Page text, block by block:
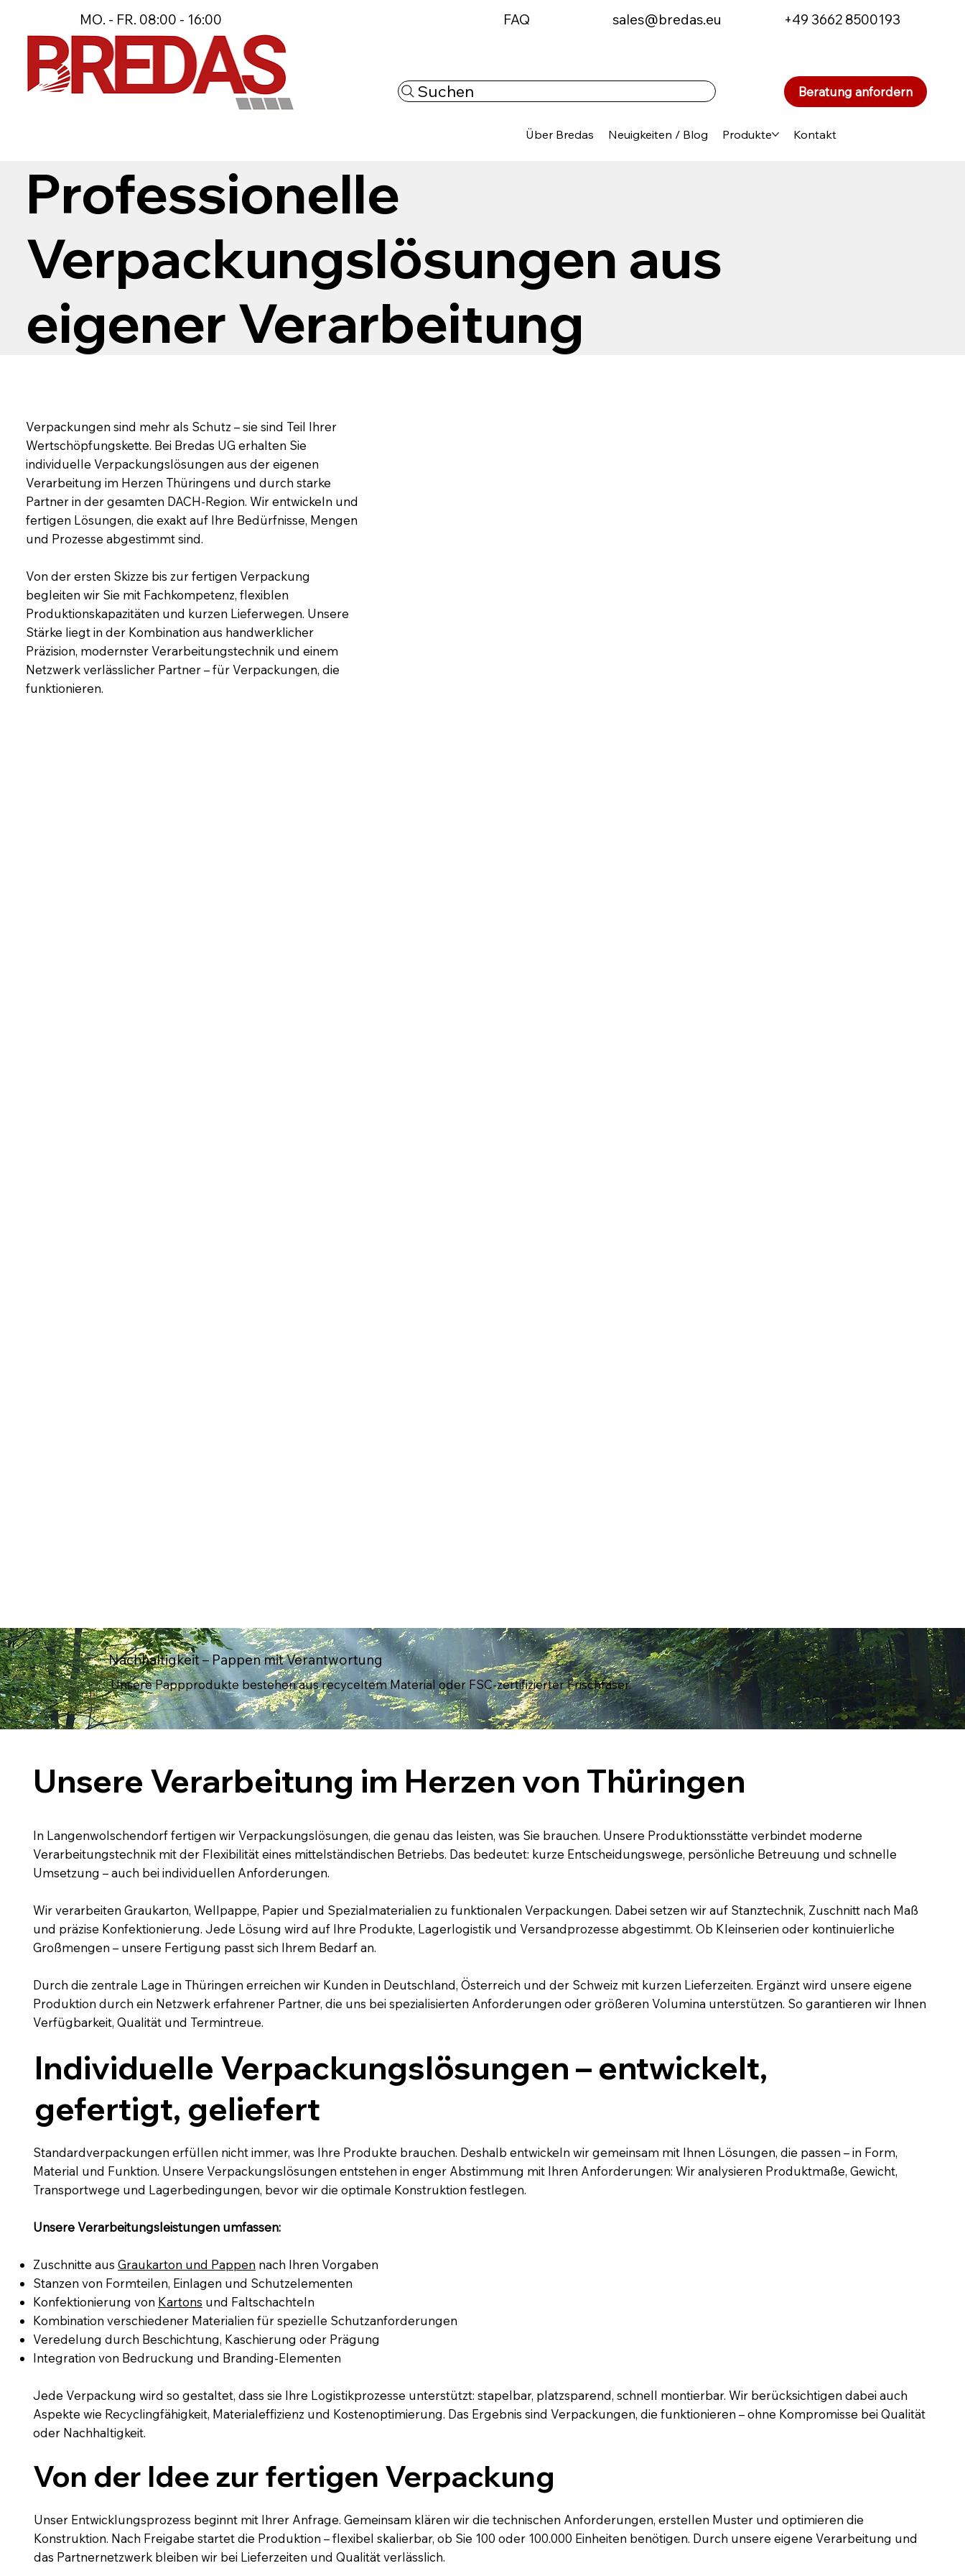
MO. - FR. 08:00 - 16:00
Über Bredas Neuigkeiten / Blog Produkte Kontakt
FAQ
Suchen
sales@bredas.eu +49 3662 8500193
Beratung anfordern
Professionelle
Verpackungslösungen aus
eigener Verarbeitung
Verpackungen sind mehr als Schutz – sie sind Teil Ihrer
Wertschöpfungskette. Bei Bredas UG erhalten Sie
individuelle Verpackungslösungen aus der eigenen
Verarbeitung im Herzen Thüringens und durch starke
Partner in der gesamten DACH-Region. Wir entwickeln und
fertigen Lösungen, die exakt auf Ihre Bedürfnisse, Mengen
und Prozesse abgestimmt sind.
Von der ersten Skizze bis zur fertigen Verpackung
begleiten wir Sie mit Fachkompetenz, flexiblen
Produktionskapazitäten und kurzen Lieferwegen. Unsere
Stärke liegt in der Kombination aus handwerklicher
Präzision, modernster Verarbeitungstechnik und einem
Netzwerk verlässlicher Partner – für Verpackungen, die
funktionieren.
Nachhaltigkeit – Pappen mit Verantwortung
Unsere Pappprodukte bestehen aus recyceltem Material oder FSC-zertifizierter Frischfaser.
Unsere Verarbeitung im Herzen von Thüringen
In Langenwolschendorf fertigen wir Verpackungslösungen, die genau das leisten, was Sie brauchen. Unsere Produktionsstätte verbindet moderne
Verarbeitungstechnik mit der Flexibilität eines mittelständischen Betriebs. Das bedeutet: kurze Entscheidungswege, persönliche Betreuung und schnelle
Umsetzung – auch bei individuellen Anforderungen.
Wir verarbeiten Graukarton, Wellpappe, Papier und Spezialmaterialien zu funktionalen Verpackungen. Dabei setzen wir auf Stanztechnik, Zuschnitt nach Maß
und präzise Konfektionierung. Jede Lösung wird auf Ihre Produkte, Lagerlogistik und Versandprozesse abgestimmt. Ob Kleinserien oder kontinuierliche
Großmengen – unsere Fertigung passt sich Ihrem Bedarf an.
Durch die zentrale Lage in Thüringen erreichen wir Kunden in Deutschland, Österreich und der Schweiz mit kurzen Lieferzeiten. Ergänzt wird unsere eigene
Produktion durch ein Netzwerk erfahrener Partner, die uns bei spezialisierten Anforderungen oder größeren Volumina unterstützen. So garantieren wir Ihnen
Verfügbarkeit, Qualität und Termintreue.
Individuelle Verpackungslösungen – entwickelt,
gefertigt, geliefert
Standardverpackungen erfüllen nicht immer, was Ihre Produkte brauchen. Deshalb entwickeln wir gemeinsam mit Ihnen Lösungen, die passen – in Form,
Material und Funktion. Unsere Verpackungslösungen entstehen in enger Abstimmung mit Ihren Anforderungen: Wir analysieren Produktmaße, Gewicht,
Transportwege und Lagerbedingungen, bevor wir die optimale Konstruktion festlegen.
Unsere Verarbeitungsleistungen umfassen:
Zuschnitte ausGraukarton und Pappen nach Ihren Vorgaben
Stanzen von Formteilen, Einlagen und Schutzelementen
Konfektionierung von Kartons und Faltschachteln
Kombination verschiedener Materialien für spezielle Schutzanforderungen
Veredelung durch Beschichtung, Kaschierung oder Prägung
Integration von Bedruckung und Branding-Elementen
Jede Verpackung wird so gestaltet, dass sie Ihre Logistikprozesse unterstützt: stapelbar, platzsparend, schnell montierbar. Wir berücksichtigen dabei auch
Aspekte wie Recyclingfähigkeit, Materialeffizienz und Kostenoptimierung. Das Ergebnis sind Verpackungen, die funktionieren – ohne Kompromisse bei Qualität
oder Nachhaltigkeit.
Von der Idee zur fertigen Verpackung
Unser Entwicklungsprozess beginnt mit Ihrer Anfrage. Gemeinsam klären wir die technischen Anforderungen, erstellen Muster und optimieren die
Konstruktion. Nach Freigabe startet die Produktion – flexibel skalierbar, ob Sie 100 oder 100.000 Einheiten benötigen. Durch unsere eigene Verarbeitung und
das Partnernetzwerk bleiben wir bei Lieferzeiten und Qualität verlässlich.